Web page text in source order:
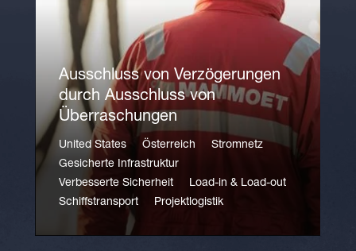
Ausschluss von Verzögerungen
durch Ausschluss von
Überraschungen
United States Österreich
Stromnetz
Gesicherte Infrastruktur
Verbesserte Sicherheit
Load-in & Load-out
Schiffstransport
Projektlogistik